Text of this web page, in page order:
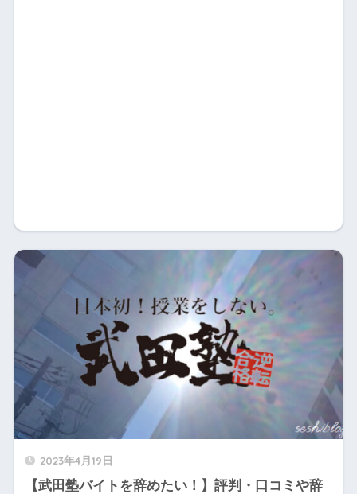
2023年4月19日
【武田塾バイトを辞めたい！】評判・口コミや辞